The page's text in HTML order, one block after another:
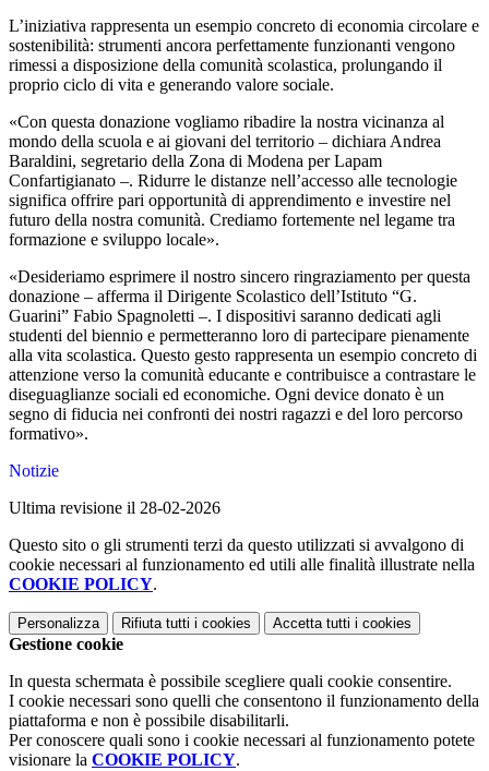
L’iniziativa rappresenta un esempio concreto di economia circolare e
sostenibilità: strumenti ancora perfettamente funzionanti vengono
rimessi a disposizione della comunità scolastica, prolungando il
proprio ciclo di vita e generando valore sociale.
«Con questa donazione vogliamo ribadire la nostra vicinanza al
mondo della scuola e ai giovani del territorio – dichiara Andrea
Baraldini, segretario della Zona di Modena per Lapam
Confartigianato –. Ridurre le distanze nell’accesso alle tecnologie
significa offrire pari opportunità di apprendimento e investire nel
futuro della nostra comunità. Crediamo fortemente nel legame tra
formazione e sviluppo locale».
«Desideriamo esprimere il nostro sincero ringraziamento per questa
donazione – afferma il Dirigente Scolastico dell’Istituto “G.
Guarini” Fabio Spagnoletti –. I dispositivi saranno dedicati agli
studenti del biennio e permetteranno loro di partecipare pienamente
alla vita scolastica. Questo gesto rappresenta un esempio concreto di
attenzione verso la comunità educante e contribuisce a contrastare le
diseguaglianze sociali ed economiche. Ogni device donato è un
segno di fiducia nei confronti dei nostri ragazzi e del loro percorso
formativo».
Notizie
Ultima revisione il 28-02-2026
Questo sito o gli strumenti terzi da questo utilizzati si avvalgono di
cookie necessari al funzionamento ed utili alle finalità illustrate nella
COOKIE POLICY.
Personalizza Rifiuta tutti i cookies Accetta tutti i cookies
Gestione cookie
In questa schermata è possibile scegliere quali cookie consentire.
I cookie necessari sono quelli che consentono il funzionamento della
piattaforma e non è possibile disabilitarli.
Per conoscere quali sono i cookie necessari al funzionamento potete
visionare la COOKIE POLICY.